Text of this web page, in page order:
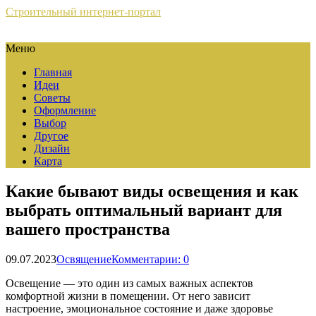
Строительный интернет-портал
Меню
Главная
Идеи
Советы
Оформление
Выбор
Другое
Дизайн
Карта
Какие бывают виды освещения и как
выбрать оптимальный вариант для
вашего пространства
09.07.2023ОсвящениеКомментарии: 0
Освещение — это один из самых важных аспектов
комфортной жизни в помещении. От него зависит
настроение, эмоциональное состояние и даже здоровье